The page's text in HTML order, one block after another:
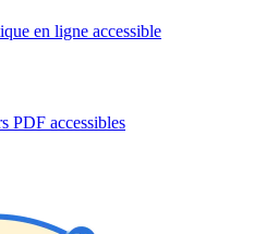
en ligne accessible
PDF accessibles